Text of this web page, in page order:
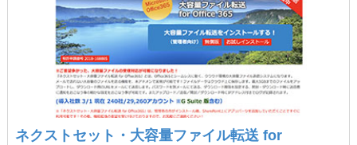
ネクストセット・大容量ファイル転送 for